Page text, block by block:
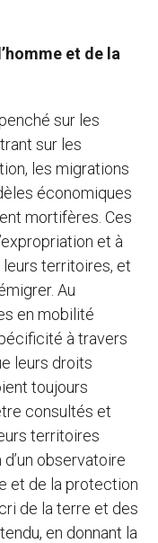
et de la
sur les
sur les
les migrations
économiques
mortifères. Ces
et à
leurs territoires, et
Au
en mobilité
à travers
leurs droits
toujours
consultés et
territoires
observatoire
et de la protection
de la terre et des
en donnant la